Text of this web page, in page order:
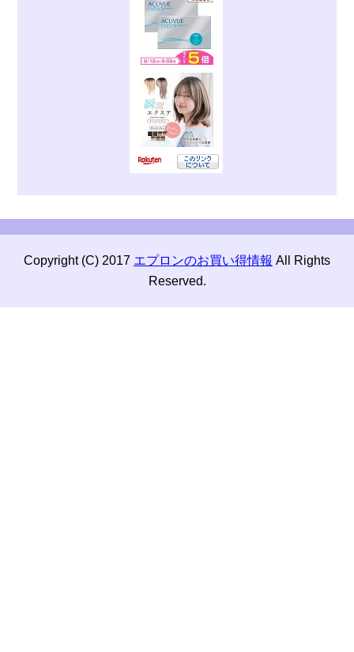
Copyright (C) 2017 エプロンのお買い得情報 All Rights
Reserved.